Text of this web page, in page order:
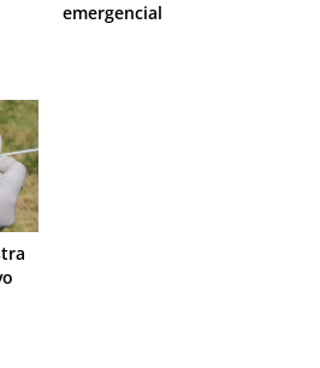
emergencial